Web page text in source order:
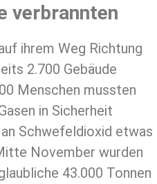
verbrannten
ihrem Weg Richtung
2.700 Gebäude
Menschen mussten
in Sicherheit
Schwefeldioxid etwas
November wurden
43.000 Tonnen